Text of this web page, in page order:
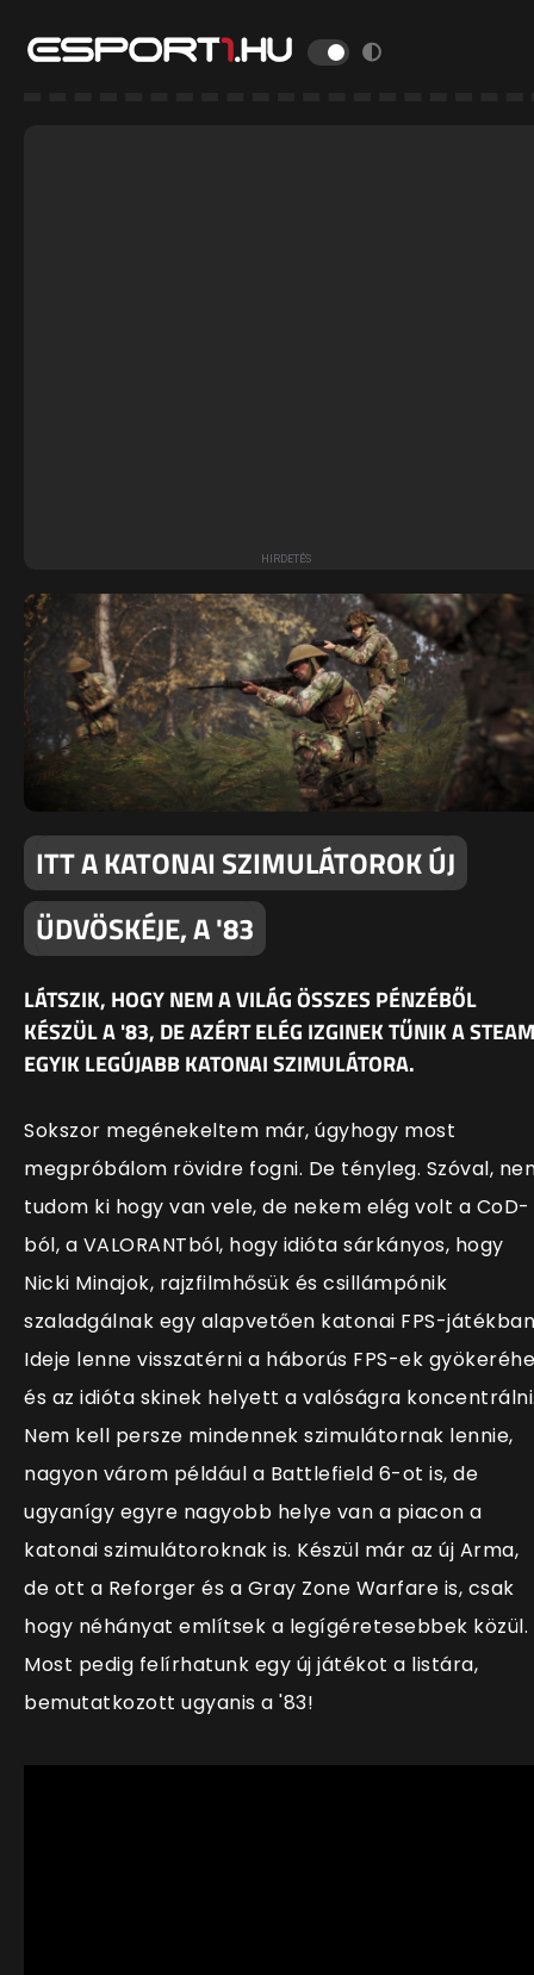
ITT A KATONAI SZIMULÁTOROK ÚJ
ÜDVÖSKÉJE, A '83
LÁTSZIK, HOGY NEM A VILÁG ÖSSZES PÉNZÉBŐL
KÉSZÜL A '83, DE AZÉRT ELÉG IZGINEK TŰNIK A STEAM
EGYIK LEGÚJABB KATONAI SZIMULÁTORA.
Sokszor megénekeltem már, úgyhogy most
megpróbálom rövidre fogni. De tényleg. Szóval,
tudom ki hogy van vele, de nekem elég volt a CoD-
ból, a VALORANTból, hogy idióta sárkányos, hogy
Nicki Minajok, rajzfilmhősük és csillámpónik
szaladgálnak egy alapvetően katonai FPS-
Ideje lenne visszatérni a háborús FPS-ek
és az idióta skinek helyett a valóságra
Nem kell persze mindennek szimulátornak lennie,
nagyon várom például a Battlefield 6-ot is, de
ugyanígy egyre nagyobb helye van a piacon a
katonai szimulátoroknak is. Készül már az új Arma,
de ott a Reforger és a Gray Zone Warfare is, csak
hogy néhányat említsek a legígéretesebbek közül.
Most pedig felírhatunk egy új játékot a listára,
bemutatkozott ugyanis a '83!